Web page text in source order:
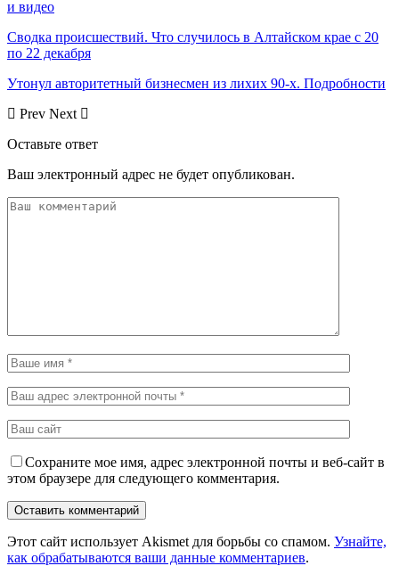
и видео
Сводка происшествий. Что случилось в Алтайском крае с 20
по 22 декабря
Утонул авторитетный бизнесмен из лихих 90-х. Подробности
Prev Next
Оставьте ответ
Ваш электронный адрес не будет опубликован.
Сохраните мое имя, адрес электронной почты и веб-сайт в
этом браузере для следующего комментария.
Этот сайт использует Akismet для борьбы со спамом. Узнайте,
как обрабатываются ваши данные комментариев.